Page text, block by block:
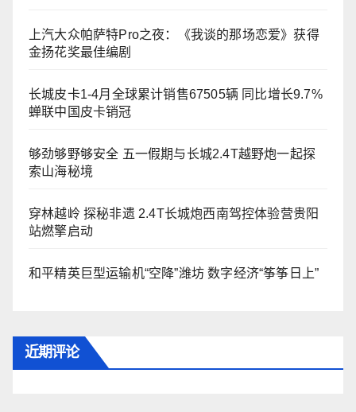
上汽大众帕萨特Pro之夜：《我谈的那场恋爱》获得
金扬花奖最佳编剧
长城皮卡1-4月全球累计销售67505辆 同比增长9.7%
蝉联中国皮卡销冠
够劲够野够安全 五一假期与长城2.4T越野炮一起探
索山海秘境
穿林越岭 探秘非遗 2.4T长城炮西南驾控体验营贵阳
站燃擎启动
和平精英巨型运输机“空降”潍坊 数字经济“筝筝日上”
近期评论